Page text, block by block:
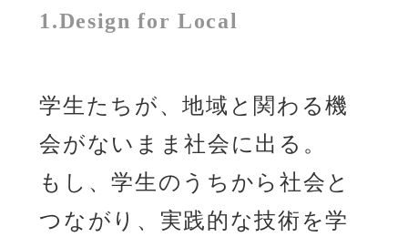
1.Design for Local
学生たちが、地域と関わる機
会がないまま社会に出る。
もし、学生のうちから社会と
つながり、実践的な技術を学